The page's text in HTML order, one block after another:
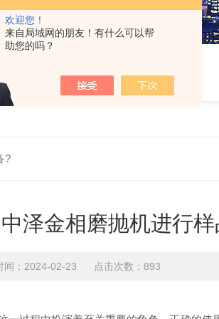
欢迎您！
来自局域网的朋友！有什么可以帮
助您的吗？
?
泽金相磨抛机进行
间：2024-02-23 点击次数：893